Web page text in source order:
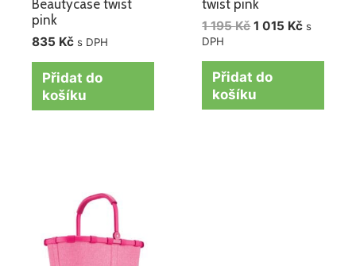
Beautycase twist
pink
835 Kč s DPH
Přidat do
košíku
twist pink
1 195Kč 1 015 Kč s
DPH
Přidat do
košíku